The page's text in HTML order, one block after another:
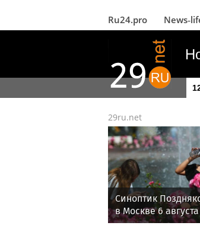
Ru24.pro
29ru.net
Синоптик
в Москве 6 августа
ожидается до +31